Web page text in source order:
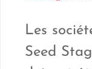
Les
Seed